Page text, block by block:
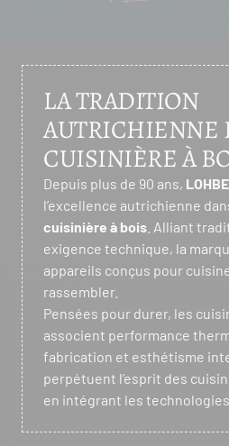
LA TRADITION
AUTRICHIENNE
CUISINIÈRE À
Depuis plus de 90 ans,
l’excellence autrichienne
cuisinière à bois . Alliant
exigence technique, la
appareils conçus pour
rassembler.
Pensées pour durer, les
associent performance
fabrication et esthétisme
perpétuent l’esprit des
en intégrant les technologies